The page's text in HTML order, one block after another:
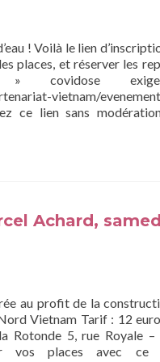
! Voilà le lien
places, et réserver les
covidose
vietnam/
ce lien sans
Achard,
au profit de la
Vietnam Tarif : 12
Rotonde 5, rue Royale –
vos places avec